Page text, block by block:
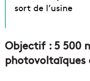
sort de l’usine
Objectif : 5 500
photovoltaïques